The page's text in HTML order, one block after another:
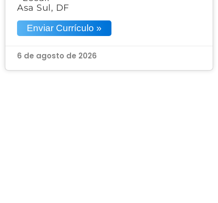
Asa Sul, DF
Enviar Currículo »
6 de agosto de 2026